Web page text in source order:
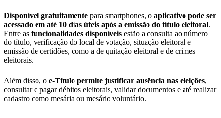
Disponível gratuitamente para smartphones, o aplicativo pode ser
acessado em até 10 dias úteis após a emissão do título eleitoral.
Entre as funcionalidades disponíveis estão a consulta ao número
do título, verificação do local de votação, situação eleitoral e
emissão de certidões, como a de quitação eleitoral e de crimes
eleitorais.
Além disso, o e-Título permite justificar ausência nas eleições,
consultar e pagar débitos eleitorais, validar documentos e até realizar
cadastro como mesária ou mesário voluntário.